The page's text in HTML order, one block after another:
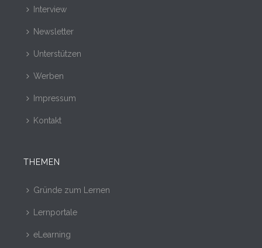
Interview
Newsletter
Unterstützen
Werben
Impressum
Kontakt
THEMEN
Gründe zum Lernen
Lernportale
eLearning